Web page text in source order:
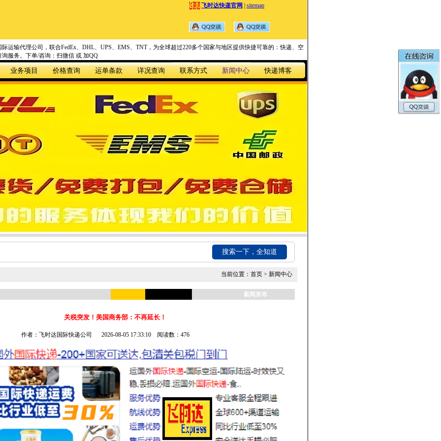
飞时达快递官网 sitemap
运输代理公司，联合FedEx、DHL、UPS、EMS、TNT，为全球超过220多个国家与地区提供快捷可靠的：快递、空
服务。下单/咨询：扫微信 或 加QQ
业务项目 价格查询 运单条款 详况查询 联系方式 新闻中心 快递博客
搜索一下，全知道
当前位置： 首页 > 新闻中心
新闻发布
关税突发！美国商务部：不再延长！
作者：飞时达国际快递公司 2026-08-05 17:33:10 阅读数：476